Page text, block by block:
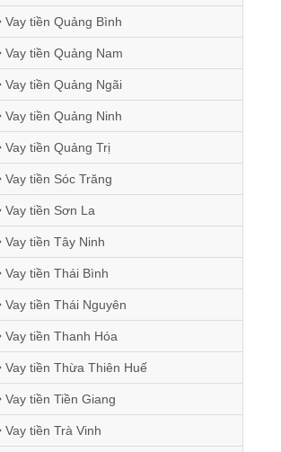
Vay tiền Quảng Bình
Vay tiền Quảng Nam
Vay tiền Quảng Ngãi
Vay tiền Quảng Ninh
Vay tiền Quảng Trị
Vay tiền Sóc Trăng
Vay tiền Sơn La
Vay tiền Tây Ninh
Vay tiền Thái Bình
Vay tiền Thái Nguyên
Vay tiền Thanh Hóa
Vay tiền Thừa Thiên Huế
Vay tiền Tiền Giang
Vay tiền Trà Vinh